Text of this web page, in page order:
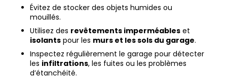
Évitez de stocker des objets humides ou
mouillés.
Utilisez des revêtements imperméableset
isolantspour les murs et les sols du garage.
Inspectez régulièrement le garage pour détecter
les infiltrations, les fuites ou les problèmes
d’étanchéité.